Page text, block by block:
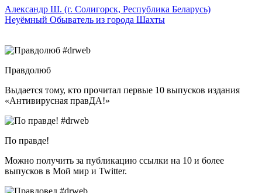
Александр Ш. (г. Солигорск, Республика Беларусь)
Неуёмный Обыватель из города Шахты
Правдолюб
Выдается тому, кто прочитал первые 10 выпусков издания
«Антивирусная правДА!»
По правде!
Можно получить за публикацию ссылки на 10 и более
выпусков в Мой мир и Twitter.